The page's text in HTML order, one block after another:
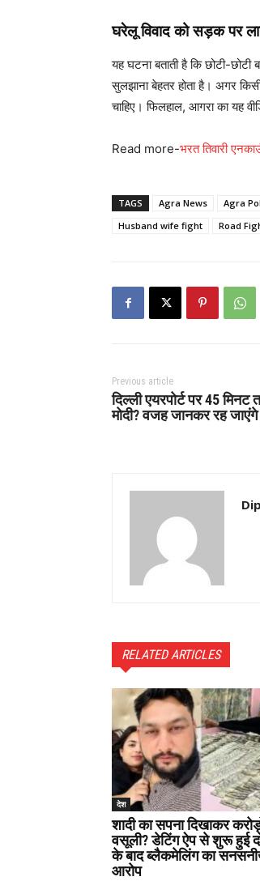
घरेलू विवाद को सड़क पर
यह घटना बताती है कि छोटी-
सुलझाना बेहतर होता है। अगर
चाहिए। फिलहाल, आगरा का यह
Read more-भरत तिवारी
TAGS Agra News Agra
Husband wife fight
Road
Previous article
दिल्ली एयरपोर्ट पर 45
मोदी? वजह जानकर रह जाएंगे
RELATED ARTICLES
देश
शादी का सपना दिखाकर
वसूली? डेटिंग ऐप से शुरू हुई
के बाद ब्लैकमेलिंग का
आरोप